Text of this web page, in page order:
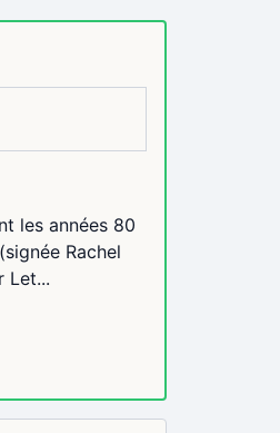
les années 80
Rachel
Let...